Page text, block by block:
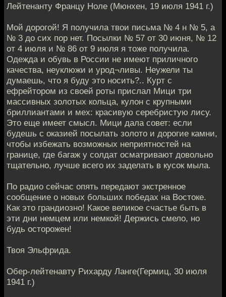
Лейтенанту Францу Ноле (Мюнхен, 19 июля 1941 г.)
Мой дорогой! Я получила твои письма № 4 н № 5, а
№ 3 до сих пор нет. Посылки № 57 от 30 июня, № 12
от 4 июля и № 86 от 9 июля я тоже получила.
Одежда и обувь в России не имеют приличного
качества, неуклюжи и урод¬ливы. Неужели ты
думаешь, что я буду это носить?.. Курт с
ефрейтором из своей роты прислал Мици три
массивных золотых кольца, кулон с крупными
бриллиантами и мех: красивую серебристую лису.
Это еще имеет смысл. Мици дала совет: если
будешь с оказией посылать золото и дорогие камни,
чтобы избежать возможных неприятностей на
границе, где багаж у солдат осматривают довольно
тщательно, лучше всего их заделать в кусок мыла.
По радио сейчас опять передают экстренное
сообщение о новых больших победах на Востоке.
Как это грандиозно! Какое великое счастье быть в
эти дни немцем или немкой! Держись смело, но
будь осторожен!
Твоя Эльфрида.
Обер-лейтенавту Рихарду Ланге(Гермиц, 30 июля
1941 г.)